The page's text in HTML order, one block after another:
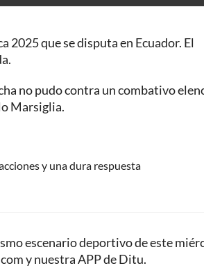
2025 que se disputa en Ecuador. El
no pudo contra un combativo
Marsiglia.
y una dura respuesta
escenario deportivo de este
y nuestra APP de Ditu.